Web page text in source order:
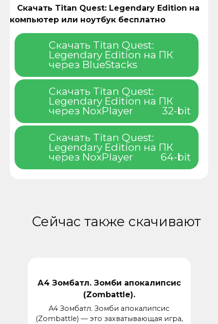
Скачать Titan Quest: Legendary Edition на
компьютер или ноутбук бесплатно
Скачать Titan Quest:
Legendary Edition на ПК
через BlueStacks
Скачать Titan Quest:
Legendary Edition на ПК
через NoxPlayer
32-bit
Скачать Titan Quest:
Legendary Edition на ПК
через NoxPlayer
64-bit
Сейчас также скачивают
А4 Зомбатл. Зомби апокалипсис
(Zombattle).
A4 Зомбатл. Зомби апокалипсис
(Zombattle) — это захватывающая игра,